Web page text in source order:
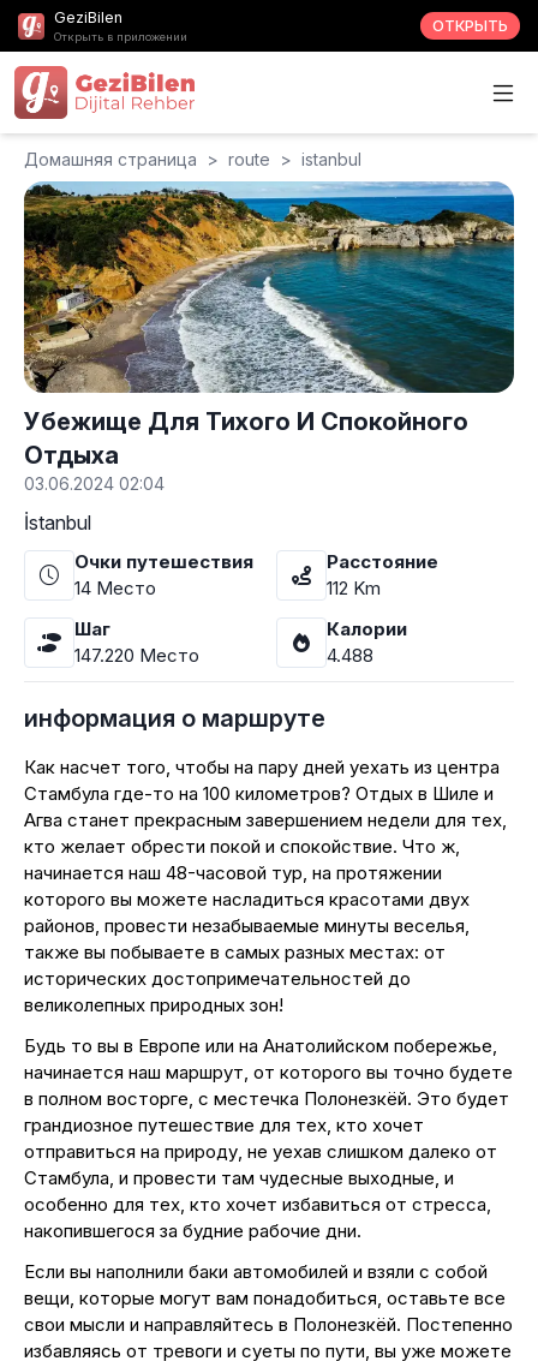
GeziBilen
Открыть в приложении
ОТКРЫТЬ
Домашняя страница > route > istanbul
Убежище Для Тихого И Спокойного
Отдыха
03.06.2024 02:04
İstanbul
Очки путешествия
14 Место
Расстояние
112 Km
Шаг
147.220 Место
Калории
4.488
информация о маршруте
Как насчет того, чтобы на пару дней уехать из центра
Стамбула где-то на 100 километров? Отдых в Шиле и
Агва станет прекрасным завершением недели для тех,
кто желает обрести покой и спокойствие. Что ж,
начинается наш 48-часовой тур, на протяжении
которого вы можете насладиться красотами двух
районов, провести незабываемые минуты веселья,
также вы побываете в самых разных местах: от
исторических достопримечательностей до
великолепных природных зон!
Будь то вы в Европе или на Анатолийском побережье,
начинается наш маршрут, от которого вы точно будете
в полном восторге, с местечка Полонезкёй. Это будет
грандиозное путешествие для тех, кто хочет
отправиться на природу, не уехав слишком далеко от
Стамбула, и провести там чудесные выходные, и
особенно для тех, кто хочет избавиться от стресса,
накопившегося за будние рабочие дни.
Если вы наполнили баки автомобилей и взяли с собой
вещи, которые могут вам понадобиться, оставьте все
свои мысли и направляйтесь в Полонезкёй. Постепенно
избавляясь от тревоги и суеты по пути, вы уже можете